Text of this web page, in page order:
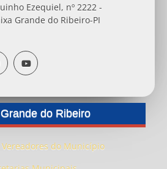
Ezequiel, nº 2222 -
Grande do Ribeiro-PI
do Ribeiro
Vereadores do Município